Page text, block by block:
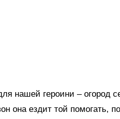
нашей героини – огород
она ездит той помогать,